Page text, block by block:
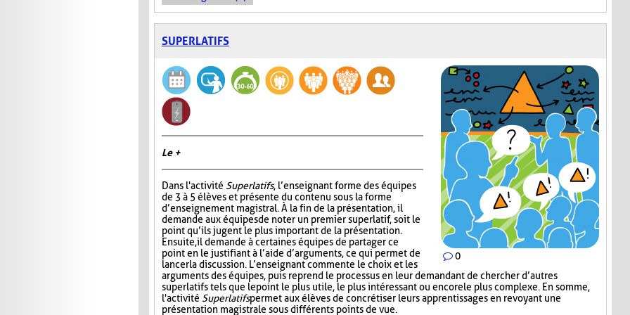
SUPERLATIFS
0
Le +
Dans l'activité Superlatifs, l’enseignant forme des équipes
de 3 à 5 élèves et présente du contenu sous la forme
d’enseignement magistral. À la fin de la présentation, il
demande aux équipes de noter un premier superlatif, soit le
point qu’ils jugent le plus important de la présentation.
Ensuite, il demande à certaines équipes de partager ce
point en le justifiant à l’aide d’arguments, ce qui permet de
lancer la discussion. L’enseignant commente le choix et les
arguments des équipes, puis reprend le processus en leur demandant de chercher d’autres
superlatifs tels que le point le plus utile, le plus intéressant ou encore le plus complexe. En somme,
l'activité Superlatifspermet aux élèves de concrétiser leurs apprentissages en revoyant une
présentation magistrale sous différents points de vue.